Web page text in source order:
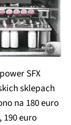
SFX
sklepach
na 180 euro
190 euro